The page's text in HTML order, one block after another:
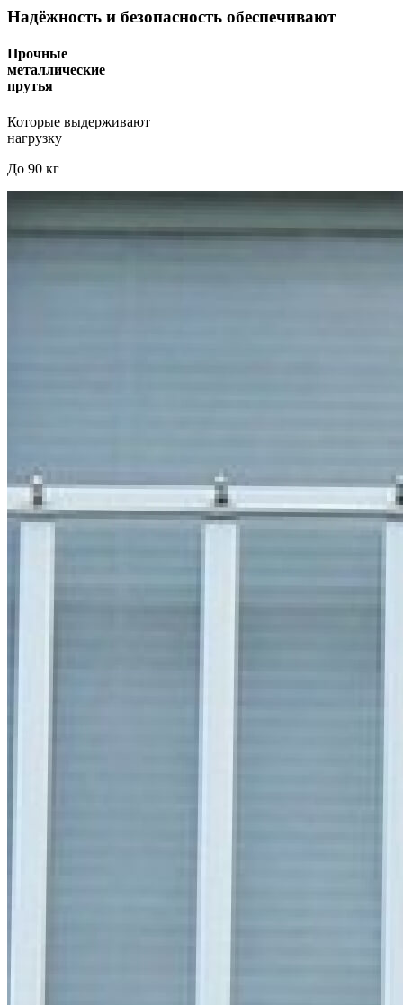
Надёжность и безопасность обеспечивают
Прочные
металлические
прутья
Которые выдерживают
нагрузку
До 90 кг